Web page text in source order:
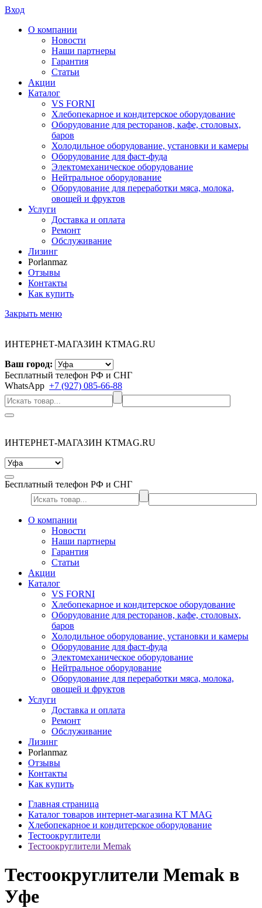
Вход
О компании
Новости
Наши партнеры
Гарантия
Статьи
Акции
Каталог
VS FORNI
Хлебопекарное и кондитерское оборудование
Оборудование для ресторанов, кафе, столовых,
баров
Холодильное оборудование, установки и камеры
Оборудование для фаст-фуда
Электомеханическое оборудование
Нейтральное оборудование
Оборудование для переработки мяса, молока,
овощей и фруктов
Услуги
Доставка и оплата
Ремонт
Обслуживание
Лизинг
Porlanmaz
Отзывы
Контакты
Как купить
Закрыть меню
ИНТЕРНЕТ-МАГАЗИН KTMAG.RU
Ваш город:
Бесплатный телефон РФ и СНГ
WhatsApp +7 (927) 085-66-88
ИНТЕРНЕТ-МАГАЗИН KTMAG.RU
Бесплатный телефон РФ и СНГ
О компании
Новости
Наши партнеры
Гарантия
Статьи
Акции
Каталог
VS FORNI
Хлебопекарное и кондитерское оборудование
Оборудование для ресторанов, кафе, столовых,
баров
Холодильное оборудование, установки и камеры
Оборудование для фаст-фуда
Электомеханическое оборудование
Нейтральное оборудование
Оборудование для переработки мяса, молока,
овощей и фруктов
Услуги
Доставка и оплата
Ремонт
Обслуживание
Лизинг
Porlanmaz
Отзывы
Контакты
Как купить
Главная страница
Каталог товаров интернет-магазина KT MAG
Хлебопекарное и кондитерское оборудование
Тестоокруглители
Тестоокруглители Memak
Тестоокруглители Memak в
Уфе